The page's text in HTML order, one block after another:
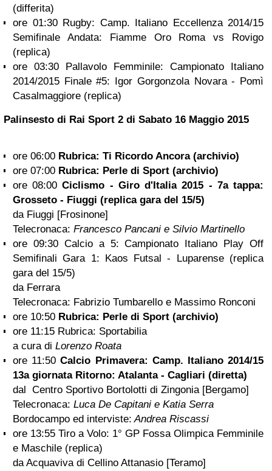
(differita)
ore 01:30 Rugby: Camp. Italiano Eccellenza 2014/15
Semifinale Andata: Fiamme Oro Roma vs Rovigo
(replica)
ore 03:30 Pallavolo Femminile: Campionato Italiano
2014/2015 Finale #5: Igor Gorgonzola Novara - Pomì
Casalmaggiore (replica)
Palinsesto di Rai Sport 2 di Sabato 16 Maggio 2015
ore 06:00 Rubrica: Ti Ricordo Ancora (archivio)
ore 07:00 Rubrica: Perle di Sport (archivio)
ore 08:00Ciclismo - Giro d'Italia 2015 - 7a tappa:
Grosseto - Fiuggi (replica gara del 15/5)
da Fiuggi [Frosinone]
Telecronaca: Francesco Pancani e Silvio Martinello
ore 09:30 Calcio a 5: Campionato Italiano Play Off
Semifinali Gara 1: Kaos Futsal - Luparense (replica
gara del 15/5)
da Ferrara
Telecronaca: Fabrizio Tumbarello e Massimo Ronconi
ore 10:50 Rubrica: Perle di Sport (archivio)
ore 11:15 Rubrica: Sportabilia
a cura di Lorenzo Roata
ore 11:50Calcio Primavera: Camp. Italiano 2014/15
13a giornata Ritorno: Atalanta - Cagliari (diretta)
dal Centro Sportivo Bortolotti di Zingonia [Bergamo]
Telecronaca: Luca De Capitani e Katia Serra
Bordocampo ed interviste: Andrea Riscassi
ore 13:55 Tiro a Volo: 1° GP Fossa Olimpica Femminile
e Maschile (replica)
da Acquaviva di Cellino Attanasio [Teramo]